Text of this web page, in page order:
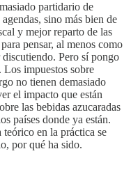
partidario de
sino más bien de
y mejor reparto de las
pensar, al menos como
Pero sí pongo
Los impuestos sobre
no tienen demasiado
el impacto que están
las bebidas azucaradas
países donde ya están.
teórico en la práctica se
por qué ha sido.